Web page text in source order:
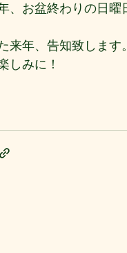
、お盆終わりの日曜
来年、告知致します。
しみに！